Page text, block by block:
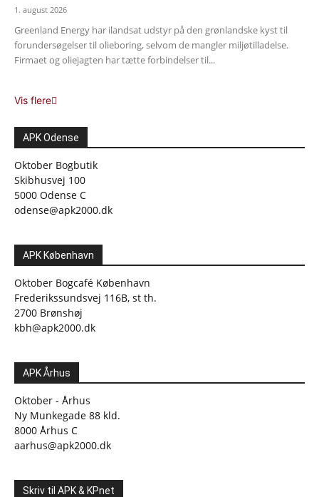
1. august 2026
Greenland Energy har ilandsat udstyr på den grønlandske kyst til
forundersøgelser til olieboring, selvom de mangler miljøtilladelse.
Firmaet og oliejagten har tætte forbindelser til...
Vis flere
APK Odense
Oktober Bogbutik
Skibhusvej 100
5000 Odense C
odense@apk2000.dk
APK København
Oktober Bogcafé København
Frederikssundsvej 116B, st th.
2700 Brønshøj
kbh@apk2000.dk
APK Århus
Oktober - Århus
Ny Munkegade 88 kld.
8000 Århus C
aarhus@apk2000.dk
Skriv til APK & KPnet